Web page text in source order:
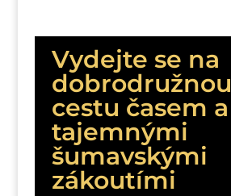
Vydejte se na
dobrodružnou
cestu časem a
tajemnými
šumavskými
zákoutími